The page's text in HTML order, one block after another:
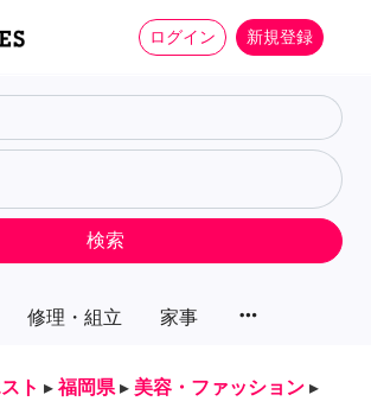
ログイン 新規登録
修理・組立 家事 more_horiz
検索
ト ▸ 福岡県 ▸ 美容・ファッション ▸